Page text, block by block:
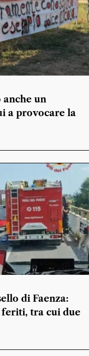
un
a provocare la
di Faenza:
feriti, tra cui due